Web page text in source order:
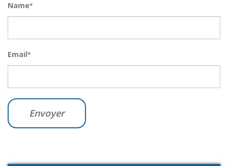
Name*
Email*